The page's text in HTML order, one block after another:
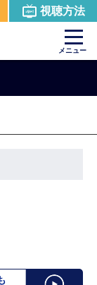
視聴方法
メニュー